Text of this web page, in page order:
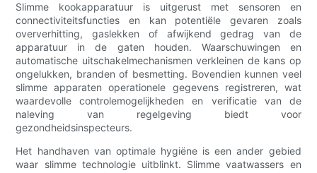
Slimme kookapparatuur is uitgerust met sensoren en
connectiviteitsfuncties en kan potentiële gevaren zoals
oververhitting, gaslekken of afwijkend gedrag van de
apparatuur in de gaten houden. Waarschuwingen en
automatische uitschakelmechanismen verkleinen de kans op
ongelukken, branden of besmetting. Bovendien kunnen veel
slimme apparaten operationele gegevens registreren, wat
waardevolle controlemogelijkheden en verificatie van de
naleving van regelgeving biedt voor
gezondheidsinspecteurs.
Het handhaven van optimale hygiëne is een ander gebied
waar slimme technologie uitblinkt. Slimme vaatwassers en